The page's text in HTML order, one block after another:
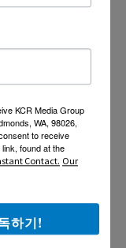
KCR Media Group
WA, 98026,
to receive
found at the
Contact. Our
하기!